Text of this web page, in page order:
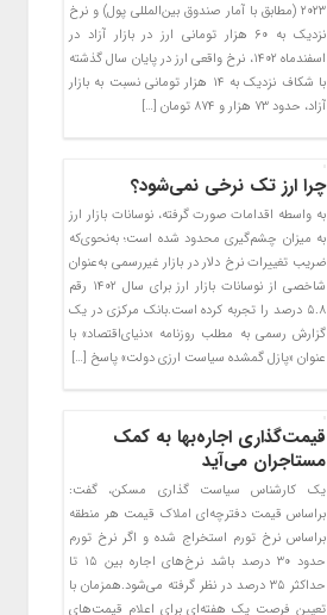
۲۰۲۳ (مطابق با آمار صندوق بین‌المللی پول) و نرخ
نزدیک به ۶۰ هزار تومانی ارز در بازار آزاد در
اسفندماه ۱۴۰۲، نرخ واقعی ارز در پایان سال گذشته
با شکاف نزدیک به ۱۴ هزار تومانی نسبت به بازار
آزاد، حدود ۷۳ هزار و ۸۷۴ تومان […]
چرا ارز تک نرخی نمی‌شود؟
به واسطه اقدامات صورت گرفته، نوسانات بازار ارز
به میزان چشم‌گیری محدود شده است؛ به‌نحوی‌که
ضریب تغییرات نرخ دلار در بازار غیررسمی به‌عنوان
شاخصی از نوسانات بازار ارز برای سال ۱۴۰۲ رقم
۵.۸ درصد را تجربه کرده است.بانک مرکزی در یک
گزارش رسمی به مطلب روزنامه «دنیای‌اقتصاد» با
عنوان «پازل گمشده سیاست ارزی دولت» پاسخ […]
قیمت‌گذاری اجاره‌بها به کمک
مستاجران می‌آید
یک کارشناس سیاست گذاری مسکن، گفت:
براساس قیمت دفترچه‌ای املاک قیمت هر منطقه
براساس نرخ تورم استخراج شده و اگر نرخ تورم
حدود ۳۰ درصد باشد نرخ‌های اجاره بین ۱۵ تا
حداکثر ۳۵ درصد در نظر گرفته می‌شود.همزمان با
تعیین فرصت یک هفته‌ای برای اعلام قیمت‌های